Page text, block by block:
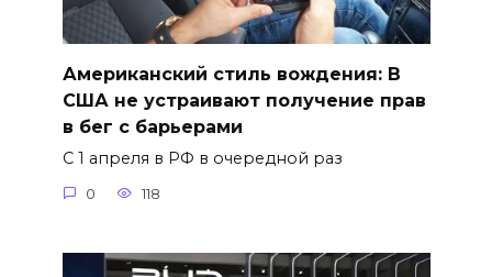
Американский стиль вождения: В
США не устраивают получение прав
в бег с барьерами
С 1 апреля в РФ в очередной раз
0 118